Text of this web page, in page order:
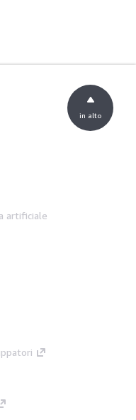
artificiale
in alto